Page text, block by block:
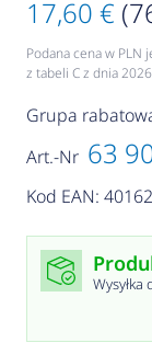
17,60 €
Podana cena w
z tabeli C z dnia
Art.-Nr 63
Kod EAN:
Grupa